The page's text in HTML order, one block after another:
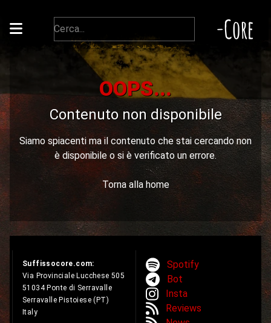
-Core
OOPS...
Contenuto non disponibile
Siamo spiacenti ma il contenuto che stai cercando non
è disponibile o si è verificato un errore.
Torna alla home
Suffissocore.com:
Via Provinciale Lucchese 505
51034 Ponte di Serravalle
Serravalle Pistoiese (PT)
Italy
Spotify
Bot
Insta
Reviews